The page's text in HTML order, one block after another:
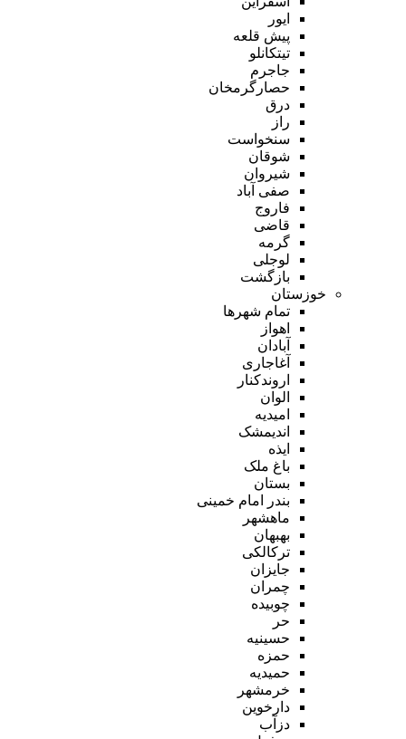
ایور
پیش قلعه
تیتکانلو
جاجرم
حصارگرمخان
درق
راز
سنخواست
شوقان
شیروان
صفی آباد
فاروج
قاضی
گرمه
لوجلی
بازگشت
خوزستان
تمام شهر‌ها
اهواز
آبادان
آغاجاری
اروندکنار
الوان
امیدیه
اندیمشک
ایذه
باغ ملک
بستان
بندر امام خمینی
ماهشهر
بهبهان
ترکالکی
جایزان
چمران
چوبیده
حر
حسینیه
حمزه
حمیدیه
خرمشهر
دارخوین
دزآب